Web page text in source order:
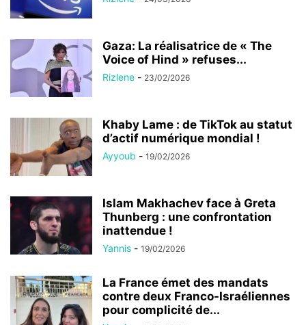
Gaza: La réalisatrice de « The
Voice of Hind » refuses...
Rizlene - 23/02/2026
Khaby Lame : de TikTok au statut
d’actif numérique mondial !
Ayyoub - 19/02/2026
Islam Makhachev face à Greta
Thunberg : une confrontation
inattendue !
Yannis - 19/02/2026
La France émet des mandats
contre deux Franco-Israéliennes
pour complicité de...